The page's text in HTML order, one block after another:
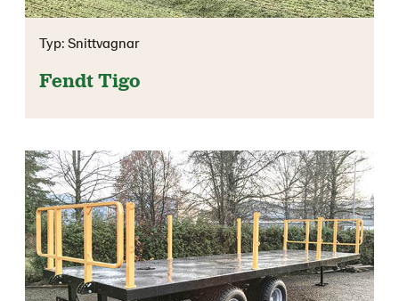
Typ: Snittvagnar
Fendt Tigo